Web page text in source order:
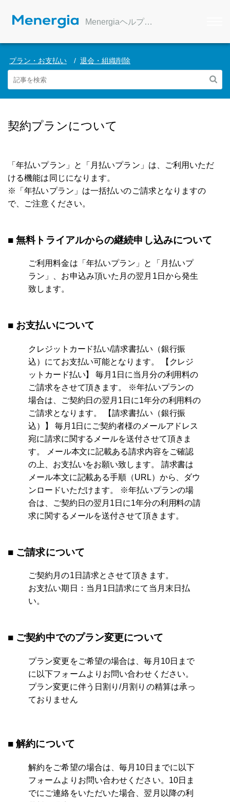
Menergiaヘルプセンター
プラン・お支払い 退会・組織削除
契約プランについて
「年払いプラン」と「月払いプラン」は、ご利用いただ
ける機能は同じになります。
※「年払いプラン」は一括払いのご請求となりますの
で、ご注意ください。
■ 無料トライアルからの継続申し込みについて
ご利用料金は「年払いプラン」と「月払いプ
ラン」、お申込み頂いた月の翌月1日から発生
致します。
■ お支払いについて
クレジットカード払い/請求書払い（銀行振
込）にてお支払い可能となります。 【クレジ
ットカード払い】 毎月1日に当月分の利用料の
ご請求をさせて頂きます。 ※年払いプランの
場合は、ご契約日の翌月1日に1年分の利用料の
ご請求となります。 【請求書払い（銀行振
込）】 毎月1日にご契約者様のメールアドレス
宛に請求に関するメールを送付させて頂きま
す。 メール本文に記載ある請求内容をご確認
の上、お支払いをお願い致します。 請求書は
メール本文に記載ある手順（URL）から、ダウ
ンロードいただけます。 ※年払いプランの場
合は、ご契約日の翌月1日に1年分の利用料の請
求に関するメールを送付させて頂きます。
■ ご請求について
ご契約月の1日請求とさせて頂きます。
お支払い期日：当月1日請求にて当月末日払
い。
■ ご契約中でのプラン変更について
プラン変更をご希望の場合は、毎月10日まで
に以下フォームよりお問い合わせください。
プラン変更に伴う日割り/月割りの精算は承っ
ておりません
■ 解約について
解約をご希望の場合は、毎月10日までに以下
フォームよりお問い合わせください。10日ま
でにご連絡をいただいた場合、翌月以降の利